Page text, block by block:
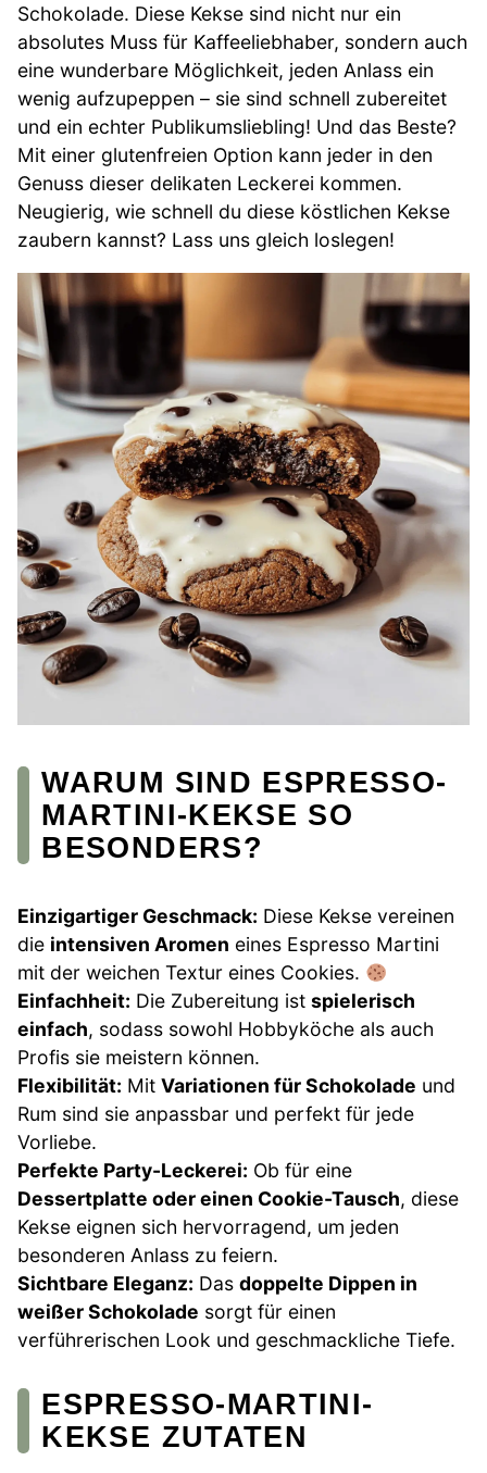
Schokolade. Diese Kekse sind nicht nur ein
absolutes Muss für Kaffeeliebhaber, sondern auch
eine wunderbare Möglichkeit, jeden Anlass ein
wenig aufzupeppen – sie sind schnell zubereitet
und ein echter Publikumsliebling! Und das Beste?
Mit einer glutenfreien Option kann jeder in den
Genuss dieser delikaten Leckerei kommen.
Neugierig, wie schnell du diese köstlichen Kekse
zaubern kannst? Lass uns gleich loslegen!
WARUM SIND ESPRESSO-
MARTINI-KEKSE SO
BESONDERS?
Einzigartiger Geschmack: Diese Kekse vereinen
die intensiven Aromen eines Espresso Martini
mit der weichen Textur eines Cookies.
Einfachheit: Die Zubereitung ist spielerisch
einfach, sodass sowohl Hobbyköche als auch
Profis sie meistern können.
Flexibilität: Mit Variationen für Schokolade und
Rum sind sie anpassbar und perfekt für jede
Vorliebe.
Perfekte Party-Leckerei: Ob für eine
Dessertplatte oder einen Cookie-Tausch, diese
Kekse eignen sich hervorragend, um jeden
besonderen Anlass zu feiern.
Sichtbare Eleganz: Das doppelte Dippen in
weißer Schokolade sorgt für einen
verführerischen Look und geschmackliche Tiefe.
ESPRESSO-MARTINI-
KEKSE ZUTATEN